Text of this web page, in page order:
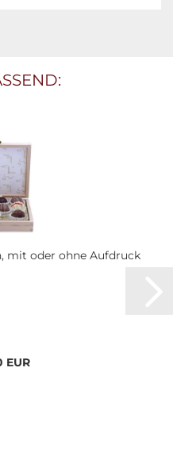
mit oder ohne Aufdruck
EUR